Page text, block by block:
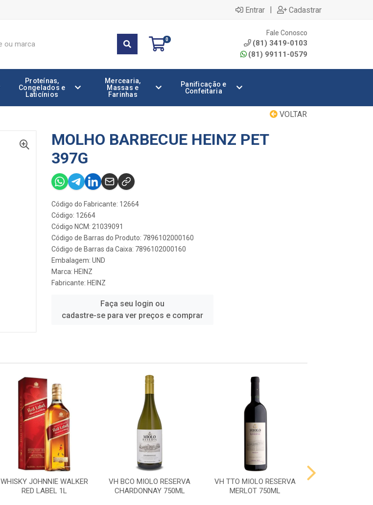
Entrar | Cadastrar
0
Fale Conosco
(81) 3419-0103
(81) 99111-0579
Proteínas,
Congelados e
Laticínios
Mercearia,
Massas e
Farinhas
Panificação e
Confeitaria
VOLTAR
MOLHO BARBECUE HEINZ PET
397G
Código do Fabricante: 12664
Código: 12664
Código NCM: 21039091
Código de Barras do Produto: 7896102000160
Código de Barras da Caixa: 7896102000160
Embalagem: UND
Marca: HEINZ
Fabricante: HEINZ
Faça seu login ou
cadastre-se para ver preços e comprar
WHISKY JOHNNIE WALKER
RED LABEL 1L
VH BCO MIOLO RESERVA
CHARDONNAY 750ML
VH TTO MIOLO RESERVA
MERLOT 750ML